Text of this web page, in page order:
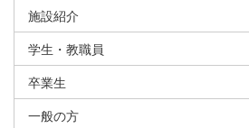
施設紹介
学生・教職員
卒業生
一般の方